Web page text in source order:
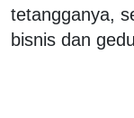
tetangganya,
bisnis dan